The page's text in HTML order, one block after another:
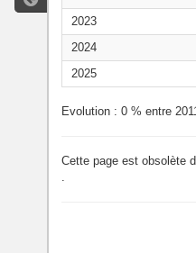
2023
2024
2025
Evolution : 0 % entre
Cette page est obsolète
.